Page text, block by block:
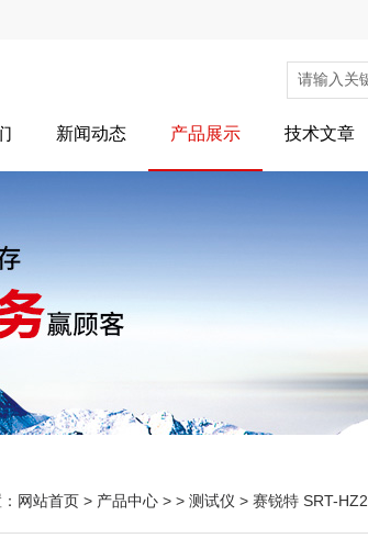
新闻动态 产品展示 技术文章
网站首页 > 产品中心 > > 测试仪 > 赛锐特 SRT-HZ269高